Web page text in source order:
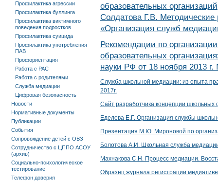
образовательных организаций
Солдатова Г.В. Методические
«Организация служб
Рекомендации по
образовательных
науки РФ от 18 ноября 2013
Служба школьной медиации: из опыта
2017г.
Сайт разработчика концепции
Еделева Е.Г. Организация службы
Презентация М.Ю. Мироновой по
Болотова А.И. Школьная служба
Махнакова С.Н. Процесс медиации.
Образец журнала регистрации
Профилактика агрессии
Профилактика буллинга
Профилактика виктимного
поведения подростков
Профилактика суицида
Профилактика употребления
ПАВ
Профориентация
Работа с РАС
Работа с родителями
Служба медиации
Цифровая безопасность
Новости
Нормативные документы
Публикации
События
Сопровождение детей с ОВЗ
Сотрудничество с ЦППО АСОУ
(архив)
Социально-психологическое
тестирование
Телефон доверия